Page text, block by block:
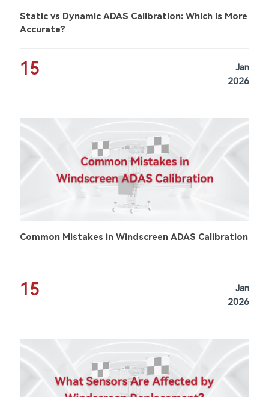
Static vs Dynamic ADAS Calibration: Which Is More
Accurate?
15
Jan
2026
Common Mistakes in Windscreen ADAS Calibration
15
Jan
2026